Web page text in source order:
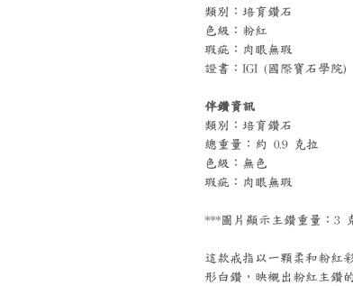
類別：培育鑽石
色級：粉紅
瑕疵：肉眼無瑕
證書：IGI (國際寶石學院)
伴鑽資訊
類別：培育鑽石
總重量：約 0.9 克拉
色級：無色
瑕疵：肉眼無瑕
***圖片顯示主鑽重量：3
這款戒指以一顆柔和粉紅
形白鑽，映襯出粉紅主鑽